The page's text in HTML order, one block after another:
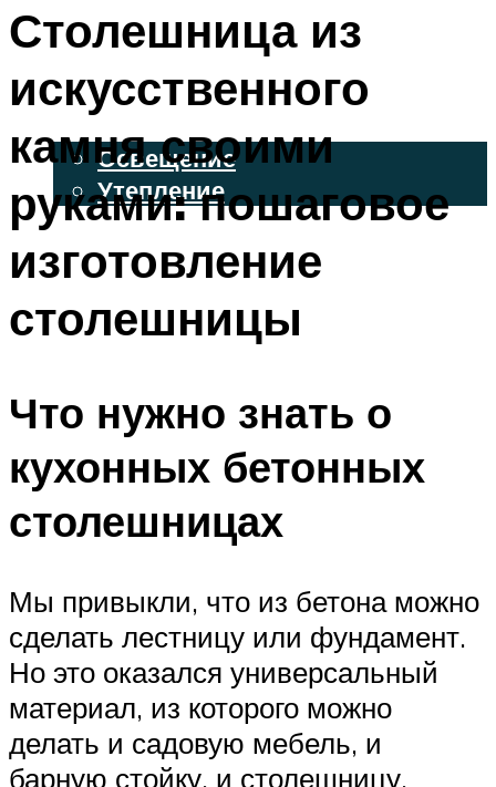
ФАСАДНЫЙ САЙДИНГ
ОСВЕЩЕНИЕ И УТЕПЛЕНИЕ
Освещение
Утепление
МЕНЮ
Столешница из
искусственного
камня своими
руками: пошаговое
изготовление
столешницы
Что нужно знать о
кухонных бетонных
столешницах
Мы привыкли, что из бетона можно
сделать лестницу или фундамент.
Но это оказался универсальный
материал, из которого можно
делать и садовую мебель, и
барную стойку, и столешницу.